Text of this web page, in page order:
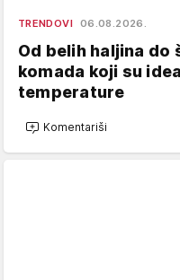
TRENDOVI 06.08.2026.
Od belih haljina do
komada koji su
temperature
Komentariši